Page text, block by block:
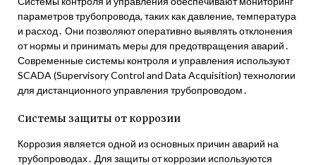
параметров трубопровода, таких как давление, температура
и расход․ Они позволяют оперативно выявлять отклонения
от нормы и принимать меры для предотвращения аварий․
Современные системы контроля и управления используют
SCADA (Supervisory Control and Data Acquisition) технологии
для дистанционного управления трубопроводом․
Системы защиты от коррозии
Коррозия является одной из основных причин аварий на
трубопроводах․ Для защиты от коррозии используются